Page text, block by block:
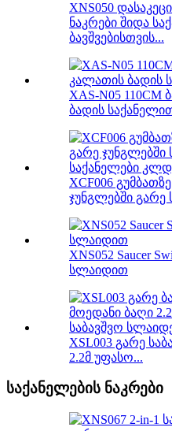
XNS050
ნაკრები შიდა
ბავშვებისთვის...
XAS-N05 110CM
ბადის
XCF006
ჯუნგლებში
XNS052 Saucer
სლაიდით
XSL003 გარე
2.2მ უფასო...
საქანელების ნაკრები